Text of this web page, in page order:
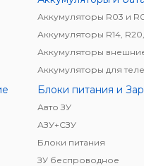
Аккумуляторы R03 и
Авто ЗУ
АЗУ+CЗУ
Блоки питания
ЗУ беспроводное